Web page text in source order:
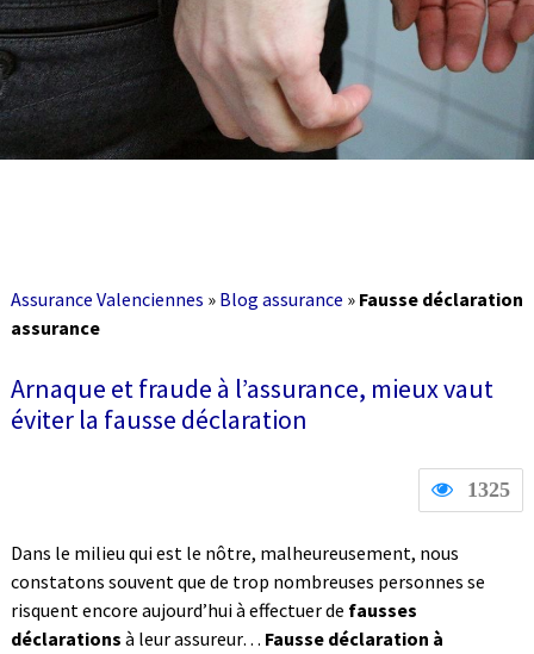
Assurance Valenciennes » Blog assurance » Fausse déclaration
assurance
Arnaque et fraude à l’assurance, mieux vaut
éviter la fausse déclaration
1325
Dans le milieu qui est le nôtre, malheureusement, nous
constatons souvent que de trop nombreuses personnes se
risquent encore aujourd’hui à effectuer de fausses
déclarations à leur assureur… Fausse déclaration à